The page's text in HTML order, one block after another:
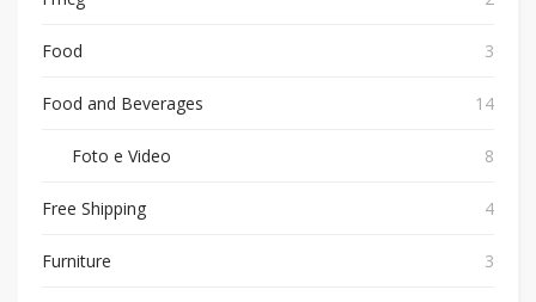
Food 3
Food and Beverages 14
Foto e Video 8
Free Shipping 4
Furniture 3